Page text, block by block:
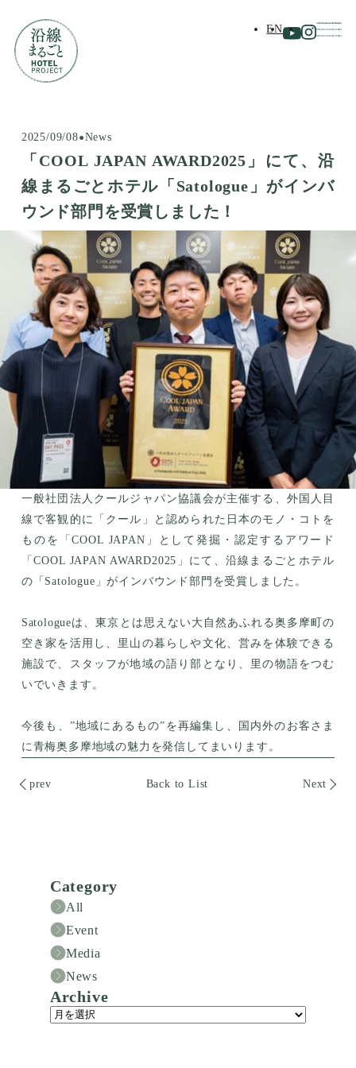
EN
Category
All
Event
Media
News
Archive
2025/09/08 News
「COOL JAPAN AWARD2025」にて、沿
線まるごとホテル「Satologue」がインバ
ウンド部門を受賞しました！
一般社団法人クールジャパン協議会が主催する、外国人目
線で客観的に「クール」と認められた日本のモノ・コトを
ものを「COOL JAPAN」として発掘・認定するアワード
「COOL JAPAN AWARD2025」にて、沿線まるごとホテル
の「Satologue」がインバウンド部門を受賞しました。
Satologueは、東京とは思えない大自然あふれる奥多摩町の
空き家を活用し、里山の暮らしや文化、営みを体験できる
施設で、スタッフが地域の語り部となり、里の物語をつむ
いでいきます。
今後も、”地域にあるもの”を再編集し、国内外のお客さま
に青梅奥多摩地域の魅力を発信してまいります。
prev Back to List Next